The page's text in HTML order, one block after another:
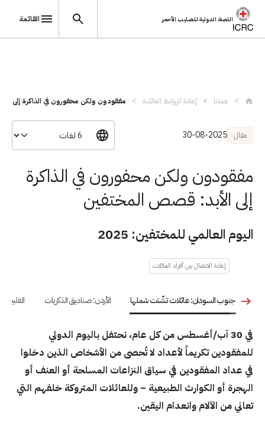
اللجنة الدولية للصليب الأحمر القائمة
عملنا إعادة الروابط العائلية مفقودون ولكن محفورون في الذاكرة إلى
مقال 30-08-2025
مفقودون ولكن محفورون في الذاكرة
إلى الأبد: قصص المختفين
اليوم العالمي للمختفين: 2025
إعادة الاتصال بين أفراد العائلات
جنوب السودان: عائلات تشّتت شملها الأردن: صناديق الذكريات
في 30 آب/أغسطس من كل عام، نحتفل باليوم الدولي
للمفقودين تكريماً لأعداد لا تُحصى من الأشخاص الذين دخلوا
في عداد المفقودين في سياق النزاعات المسلحة أو العنف أو
الهجرة أو الكوارث الطبيعية – وللعائلات المتروكة خلفهم التي
تعاني من الآلام وانعدام اليقين.